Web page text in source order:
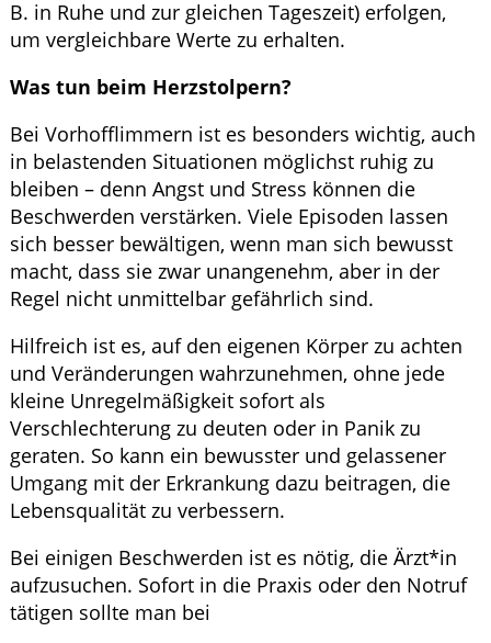
B. in Ruhe und zur gleichen Tageszeit) erfolgen,
um vergleichbare Werte zu erhalten.
Was tun beim Herzstolpern?
Bei Vorhofflimmern ist es besonders wichtig, auch
in belastenden Situationen möglichst ruhig zu
bleiben – denn Angst und Stress können die
Beschwerden verstärken. Viele Episoden lassen
sich besser bewältigen, wenn man sich bewusst
macht, dass sie zwar unangenehm, aber in der
Regel nicht unmittelbar gefährlich sind.
Hilfreich ist es, auf den eigenen Körper zu achten
und Veränderungen wahrzunehmen, ohne jede
kleine Unregelmäßigkeit sofort als
Verschlechterung zu deuten oder in Panik zu
geraten. So kann ein bewusster und gelassener
Umgang mit der Erkrankung dazu beitragen, die
Lebensqualität zu verbessern.
Bei einigen Beschwerden ist es nötig, die Ärzt*in
aufzusuchen. Sofort in die Praxis oder den Notruf
tätigen sollte man bei